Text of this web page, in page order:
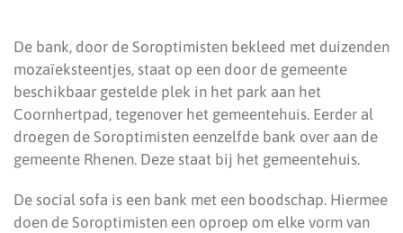
De bank, door de Soroptimisten bekleed met duizenden
mozaïeksteentjes, staat op een door de gemeente
beschikbaar gestelde plek in het park aan het
Coornhertpad, tegenover het gemeentehuis. Eerder al
droegen de Soroptimisten eenzelfde bank over aan de
gemeente Rhenen. Deze staat bij het gemeentehuis.
De social sofa is een bank met een boodschap. Hiermee
doen de Soroptimisten een oproep om elke vorm van